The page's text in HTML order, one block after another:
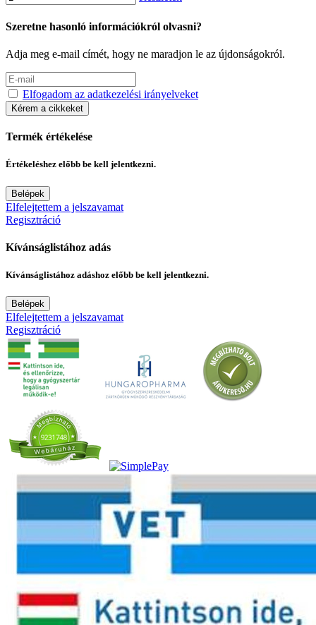
Szeretne hasonló információkról olvasni?
Adja meg e-mail címét, hogy ne maradjon le az újdonságokról.
Elfogadom az adatkezelési irányelveket
Kérem a cikkeket
Termék értékelése
Értékeléshez előbb be kell jelentkezni.
Belépek
Elfelejtettem a jelszavamat
Regisztráció
Kívánságlistához adás
Kívánságlistához adáshoz előbb be kell jelentkezni.
Belépek
Elfelejtettem a jelszavamat
Regisztráció